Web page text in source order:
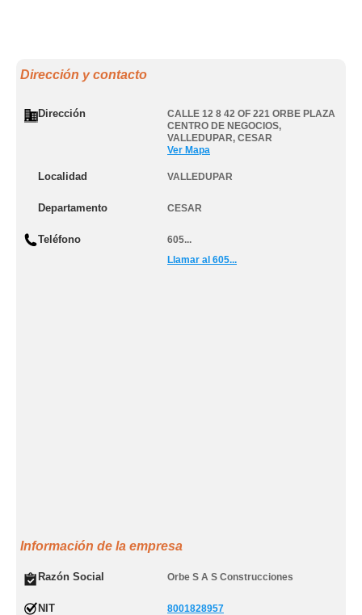
Dirección y contacto
Dirección
CALLE 12 8 42 OF 221 ORBE PLAZA
CENTRO DE NEGOCIOS,
VALLEDUPAR, CESAR
Ver Mapa
Localidad VALLEDUPAR
Departamento CESAR
Teléfono
605...
Llamar al 605...
Información de la empresa
Razón Social Orbe S A S Construcciones
NIT 8001828957